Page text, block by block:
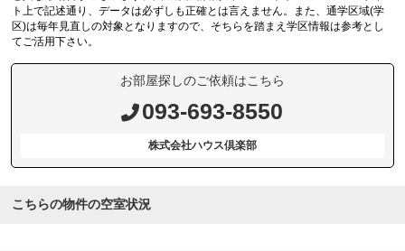
ト上で記述通り、データは必ずしも正確とは言えません。また、通学区域(学
区)は毎年見直しの対象となりますので、そちらを踏まえ学区情報は参考とし
てご活用下さい。
お部屋探しのご依頼はこちら
093-693-8550
株式会社ハウス倶楽部
こちらの物件の空室状況